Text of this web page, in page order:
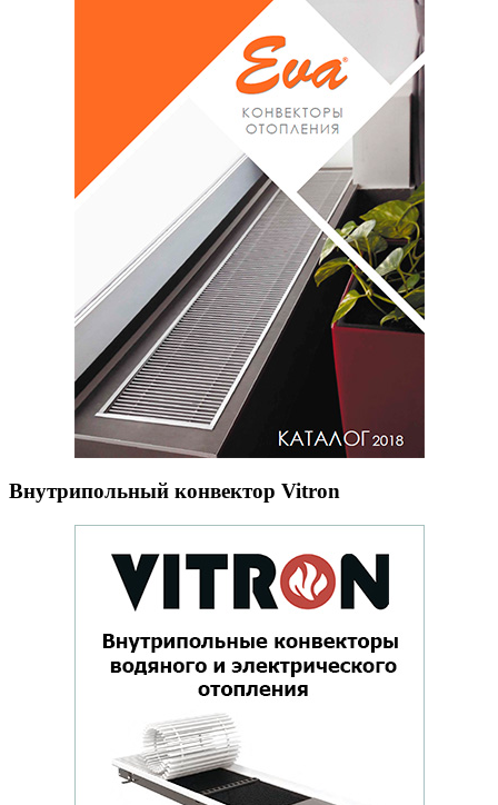
Внутрипольный конвектор Vitron